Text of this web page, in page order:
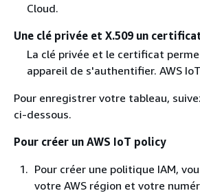
Cloud.
Une clé privée et X.509 un
La clé privée et le certificat
appareil de s'authentifier. AWS IoT
Pour enregistrer votre tableau,
ci-dessous.
Pour créer un AWS IoT policy
Pour créer une politique IAM,
votre AWS région et votre